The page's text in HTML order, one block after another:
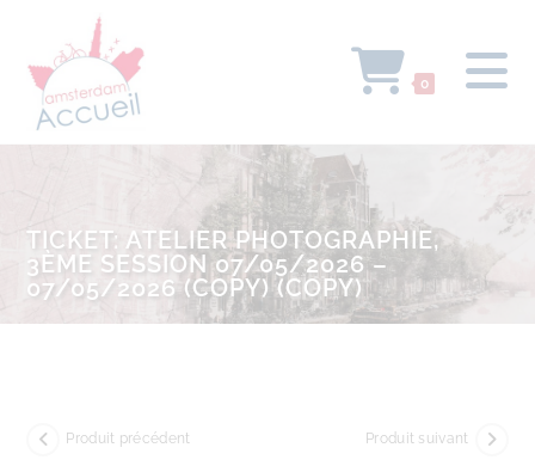
0
TICKET: ATELIER PHOTOGRAPHIE,
3ÈME SESSION 07/05/2026 –
07/05/2026 (COPY) (COPY)
Produit précédent Produit suivant